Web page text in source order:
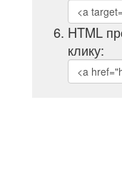
HTML
клику: